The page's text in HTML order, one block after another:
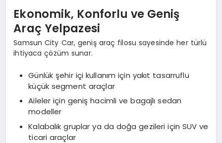
Ekonomik, Konforlu ve Geniş
Araç Yelpazesi
Samsun City Car, geniş araç filosu sayesinde her türlü
ihtiyaca çözüm sunar.
Günlük şehir içi kullanım için yakıt tasarruflu
küçük segment araçlar
Aileler için geniş hacimli ve bagajlı sedan
modeller
Kalabalık gruplar ya da doğa gezileri için SUV ve
ticari araçlar